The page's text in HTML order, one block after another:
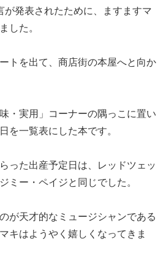
が発表されたために、ますますマ
した。
トを出て、商店街の本屋へと向か
・実用」コーナーの隅っこに置い
を一覧表にした本です。
った出産予定日は、レッドツェッ
ミー・ペイジと同じでした。
が天才的なミュージシャンである
キはようやく嬉しくなってきま